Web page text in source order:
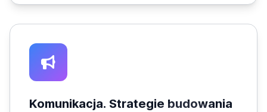
Komunikacja. Strategie budowania